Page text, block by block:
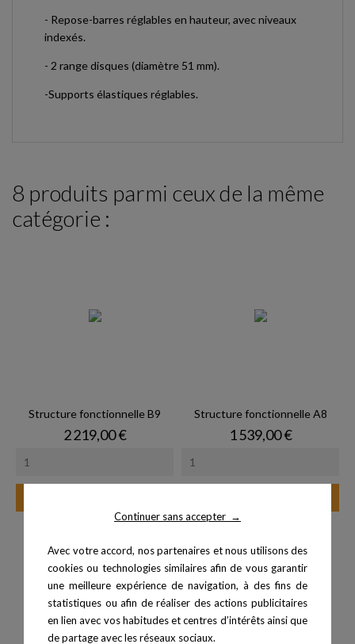
Continuer sans accepter →
Avec votre accord, nos partenaires et nous utilisons des
cookies ou technologies similaires afin de vous garantir
une meilleure expérience de navigation, à des fins de
statistiques ou afin de réaliser des actions publicitaires
en lien avec vos habitudes et centres d’intérêts ainsi que
de partage avec les réseaux sociaux.
- Repose-barres réglables en hauteur, avec niveaux
indexés.
- 2 range disques (diamètre 51 mm).
-Supports élastiques réglables.
8 produits parmi ceux de la même
catégorie :
Structure fonctionnelle B9
Prix
2 219,00 €
Structure fonctionnelle A8
Prix
1 539,00 €